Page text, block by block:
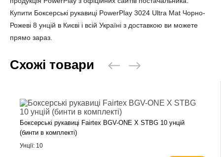
Купити Боксерські рукавиці PowerPlay 3024 Ultra Mat Чорно-
Рожеві 8 унцій в Києві і всій Україні з доставкою ви можете
прямо зараз.
Схожі товари
Боксерські рукавиці Fairtex BGV-ONE X STBG 10 унцій
(бинти в комплекті)
Унції: 10